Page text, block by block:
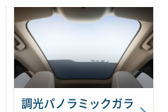
調光パノラミックガラ